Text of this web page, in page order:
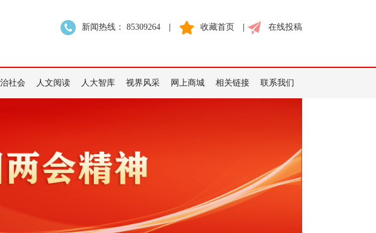
新闻热线： 85309264 收藏首页 在线投稿
社会 人文阅读 人大智库 视界风采 网上商城 相关链接 联系我们